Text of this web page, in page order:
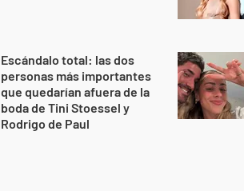
Escándalo total: las dos
personas más importantes
que quedarían afuera de la
boda de Tini Stoessel y
Rodrigo de Paul